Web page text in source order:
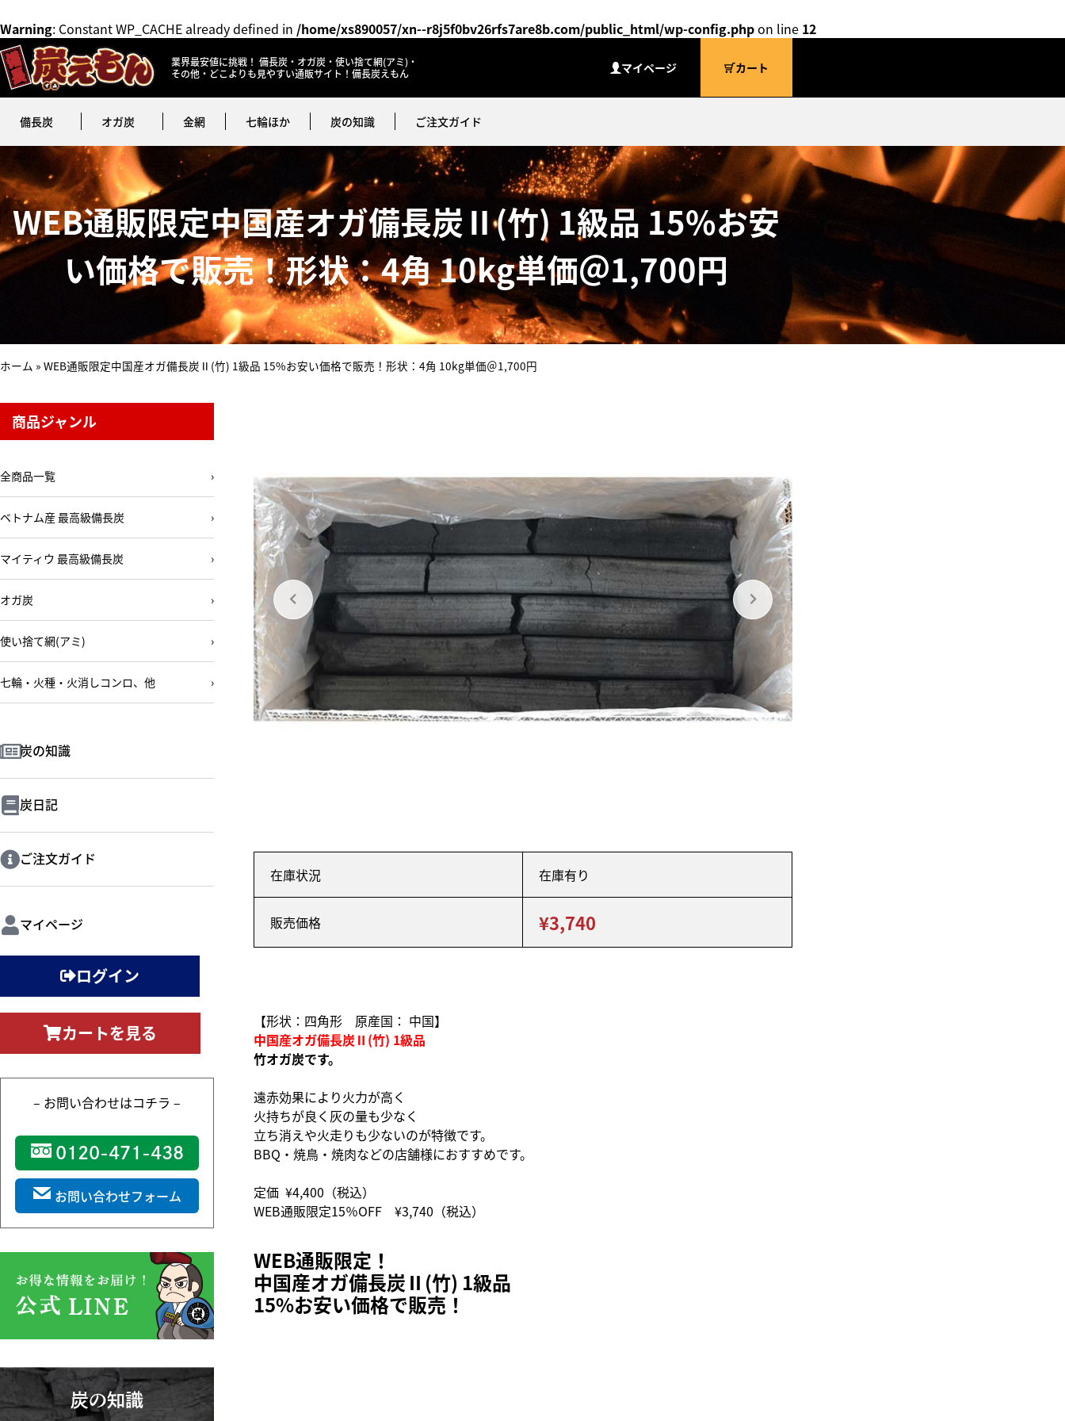
Warning: Constant WP_CACHE already defined in /home/xs890057/xn--r8j5f0bv26rfs7are8b.com/public_html/wp-config.phpon line 12
業界最安値に挑戦！ 備長炭・オガ炭・使い捨て網(アミ)・
その他・どこよりも見やすい通販サイト！備長炭えもん
マイページ カート
備長炭 オガ炭 金網 七輪ほか 炭の知識 ご注文ガイド
WEB通販限定中国産オガ備長炭Ⅱ(竹) 1級品 15%お安
い価格で販売！形状：4角 10kg単価＠1,700円
ホーム » WEB通販限定中国産オガ備長炭Ⅱ(竹) 1級品 15%お安い価格で販売！形状：4角 10kg単価＠1,700円
商品ジャンル
全商品一覧 ›
ベトナム産 最高級備長炭 ›
マイティウ 最高級備長炭 ›
オガ炭 ›
使い捨て網(アミ) ›
七輪・火種・火消しコンロ、他 ›
炭の知識
炭日記
ご注文ガイド
マイページ
ログイン
カートを見る
– お問い合わせはコチラ –
0120-471-438
お問い合わせフォーム
炭の知識
在庫状況 在庫有り
販売価格 ¥3,740
【形状：四角形 原産国： 中国】
中国産オガ備長炭Ⅱ(竹) 1級品
竹オガ炭です。
遠赤効果により火力が高く
火持ちが良く灰の量も少なく
立ち消えや火走りも少ないのが特徴です。
BBQ・焼鳥・焼肉などの店舗様におすすめです。
定価 ¥4,400 （税込）
WEB通販限定15％OFF ¥3,740 （税込）
WEB通販限定！
中国産オガ備長炭Ⅱ(竹) 1級品
15%お安い価格で販売！